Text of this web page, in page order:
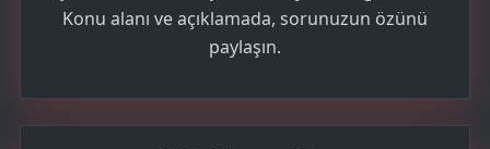
Konu alanı ve açıklamada, sorunuzun özünü
paylaşın.